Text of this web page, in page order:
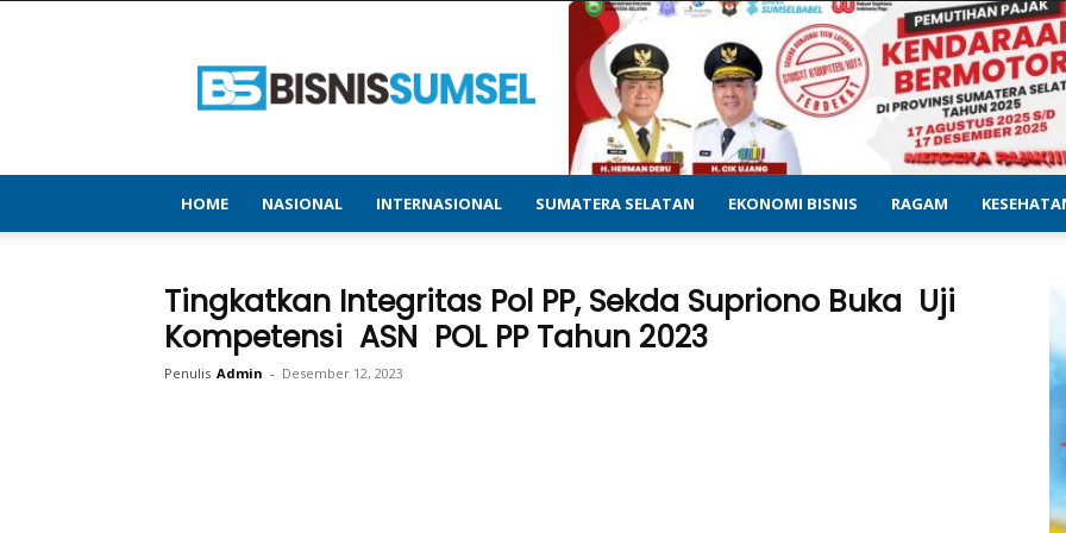
–
Menyajikan
&
Terupdate
HOME NASIONAL INTERNASIONAL SUMATERA SELATAN EKONOMI BISNIS RAGAM
Tingkatkan Integritas Pol PP, Sekda Supriono Buka Uji
Kompetensi ASN POL PP Tahun 2023
Penulis Admin - Desember 12, 2023